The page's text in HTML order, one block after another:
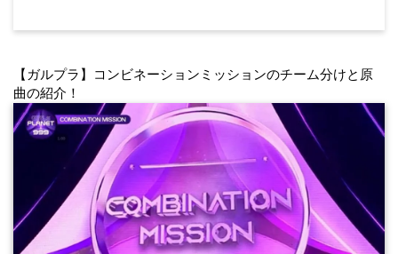
【ガルプラ】コンビネーションミッションのチーム分けと原
曲の紹介！